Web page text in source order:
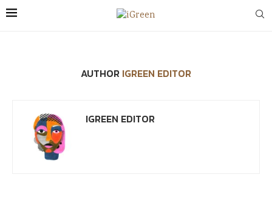
AUTHOR IGREEN EDITOR
IGREEN EDITOR